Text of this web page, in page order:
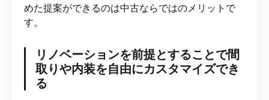
めた提案ができるのは中古ならではのメリットで
す。
リノベーションを前提とすることで間
取りや内装を自由にカスタマイズでき
る